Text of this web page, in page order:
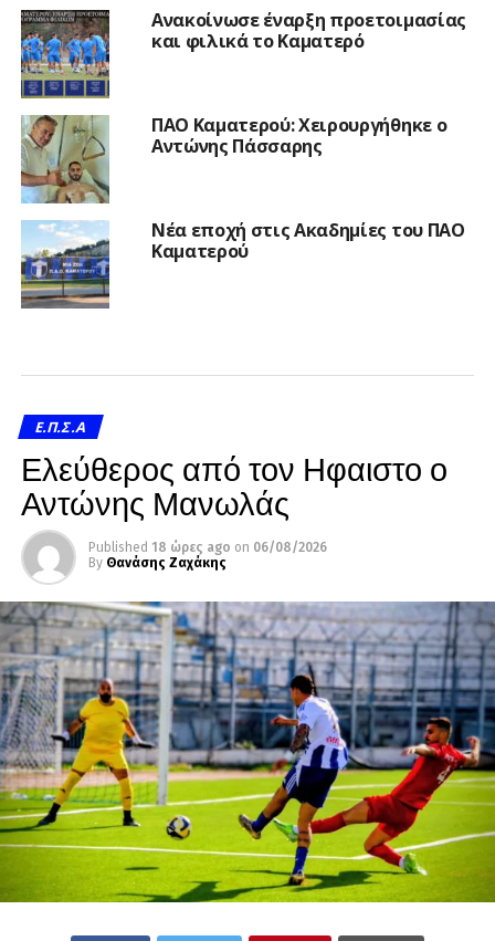
Ανακοίνωσε έναρξη προετοιμασίας
και φιλικά το Καματερό
ΠΑΟ Καματερού: Χειρουργήθηκε ο
Αντώνης Πάσσαρης
Νέα εποχή στις Ακαδημίες του ΠΑΟ
Καματερού
Ε.Π.Σ.Α
Ελεύθερος από τον Ηφαιστο ο
Αντώνης Μανωλάς
Published 18 ώρες ago on 06/08/2026
By Θανάσης Ζαχάκης